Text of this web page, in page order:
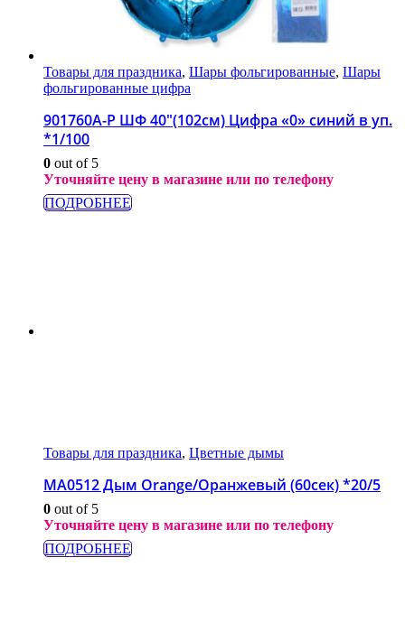
Товары для праздника, Шары фольгированные, Шары
фольгированные цифра
901760A-P ШФ 40″(102см) Цифра «0» синий в уп.
*1/100
0 out of 5
Уточняйте цену в магазине или по телефону
ПОДРОБНЕЕ
Товары для праздника, Цветные дымы
МА0512 Дым Orange/Оранжевый (60сек) *20/5
0 out of 5
Уточняйте цену в магазине или по телефону
ПОДРОБНЕЕ